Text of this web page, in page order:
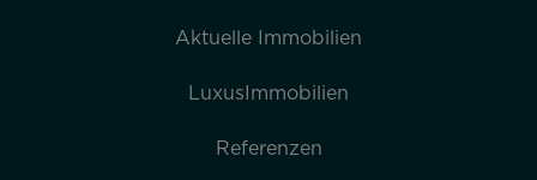
Aktuelle Immobilien
LuxusImmobilien
Referenzen